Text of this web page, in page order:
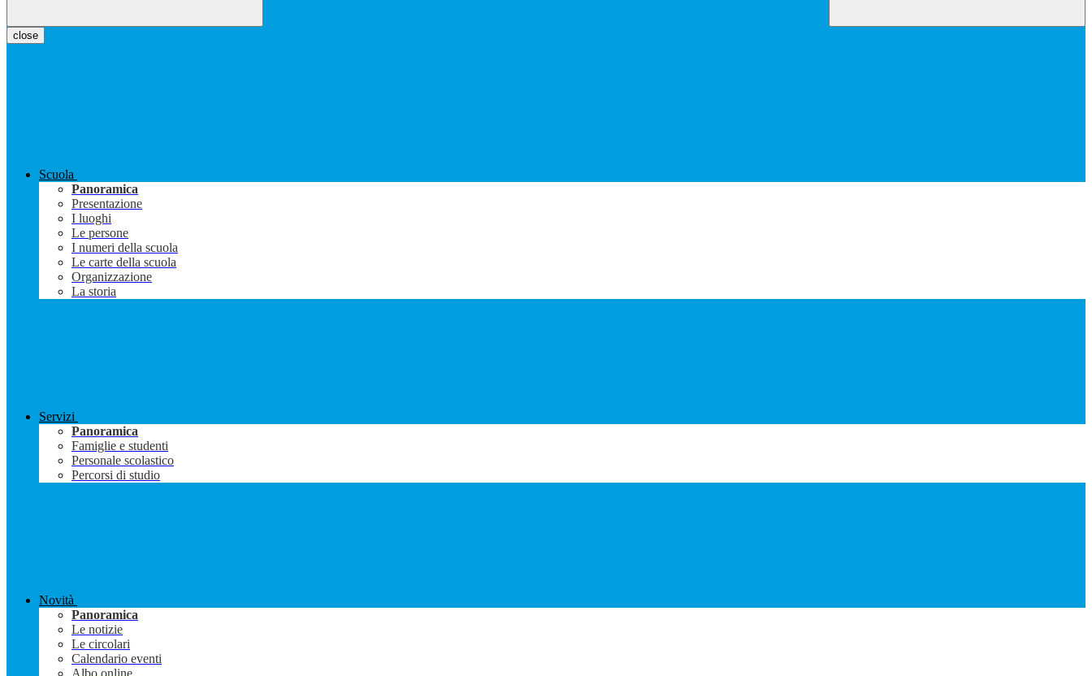
close
Scuola
Panoramica
Presentazione
I luoghi
Le persone
I numeri della scuola
Le carte della scuola
Organizzazione
La storia
Servizi
Panoramica
Famiglie e studenti
Personale scolastico
Percorsi di studio
Novità
Panoramica
Le notizie
Le circolari
Calendario eventi